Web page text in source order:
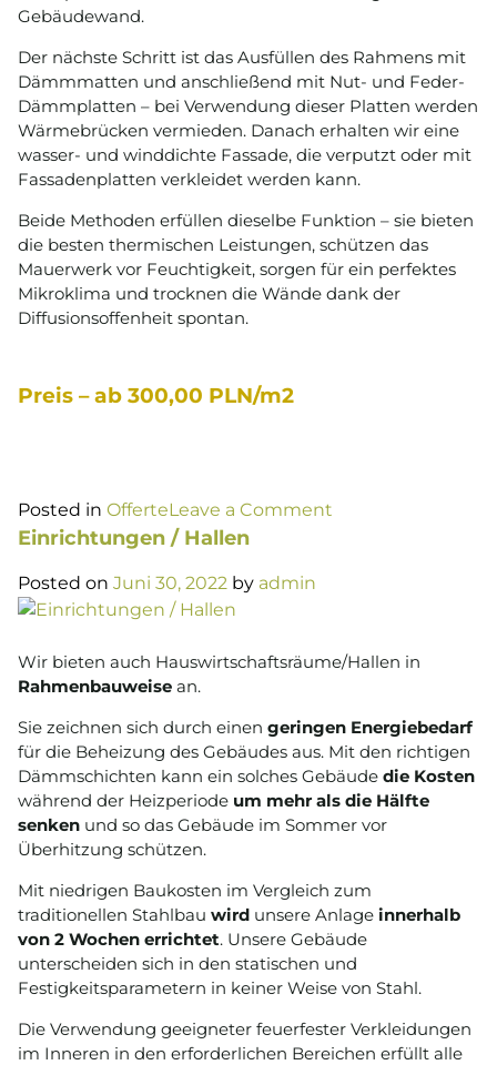
Gebäudewand.
Der nächste Schritt ist das Ausfüllen des Rahmens mit
Dämmmatten und anschließend mit Nut- und Feder-
Dämmplatten – bei Verwendung dieser Platten werden
Wärmebrücken vermieden. Danach erhalten wir eine
wasser- und winddichte Fassade, die verputzt oder mit
Fassadenplatten verkleidet werden kann.
Beide Methoden erfüllen dieselbe Funktion – sie bieten
die besten thermischen Leistungen, schützen das
Mauerwerk vor Feuchtigkeit, sorgen für ein perfektes
Mikroklima und trocknen die Wände dank der
Diffusionsoffenheit spontan.
Preis – ab 300,00 PLN/m2
Posted in OfferteLeave a Comment
Einrichtungen / Hallen
Posted on Juni 30, 2022 by admin
Wir bieten auch Hauswirtschaftsräume/Hallen in
Rahmenbauweise an.
Sie zeichnen sich durch einen geringen Energiebedarf
für die Beheizung des Gebäudes aus. Mit den richtigen
Dämmschichten kann ein solches Gebäude die Kosten
während der Heizperiode um mehr als die Hälfte
senken und so das Gebäude im Sommer vor
Überhitzung schützen.
Mit niedrigen Baukosten im Vergleich zum
traditionellen Stahlbau wird unsere Anlage innerhalb
von 2 Wochen errichtet. Unsere Gebäude
unterscheiden sich in den statischen und
Festigkeitsparametern in keiner Weise von Stahl.
Die Verwendung geeigneter feuerfester Verkleidungen
im Inneren in den erforderlichen Bereichen erfüllt alle